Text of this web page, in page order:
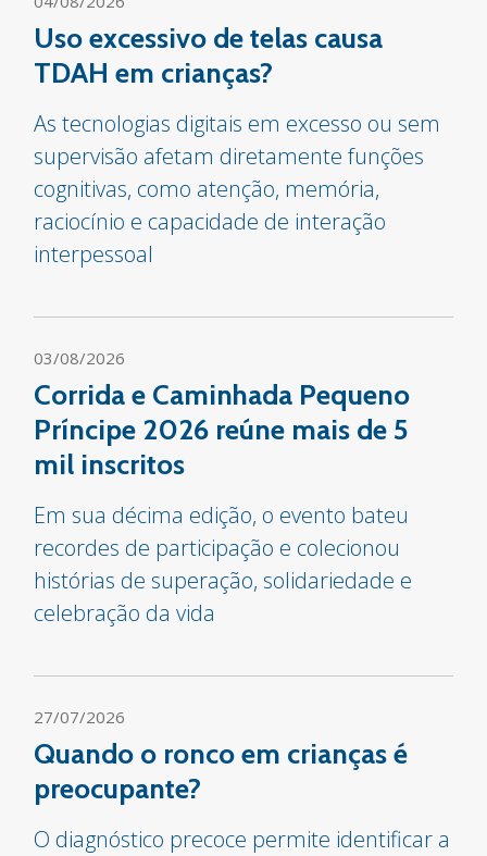
Uso excessivo de telas causa
TDAH em crianças?
As tecnologias digitais em excesso ou sem
supervisão afetam diretamente funções
cognitivas, como atenção, memória,
raciocínio e capacidade de interação
interpessoal
03/08/2026
Corrida e Caminhada Pequeno
Príncipe 2026 reúne mais de 5
mil inscritos
Em sua décima edição, o evento bateu
recordes de participação e colecionou
histórias de superação, solidariedade e
celebração da vida
27/07/2026
Quando o ronco em crianças é
preocupante?
O diagnóstico precoce permite identificar a